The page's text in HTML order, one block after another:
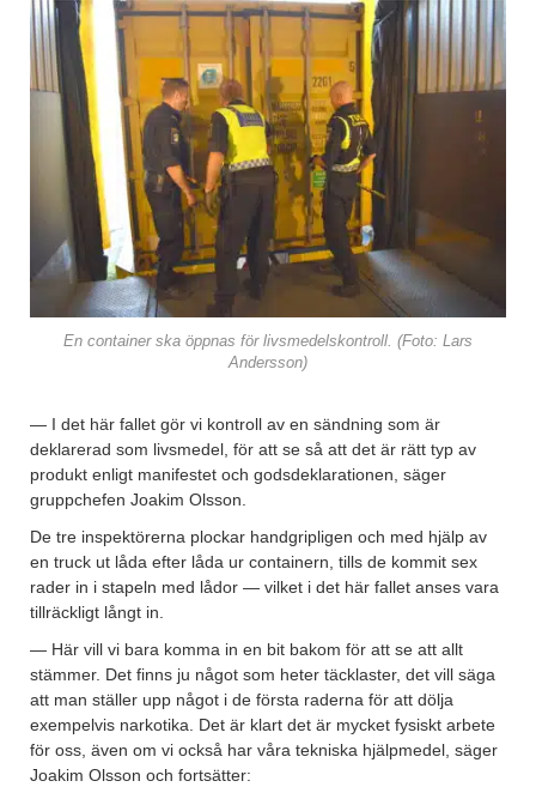
En container ska öppnas för livsmedelskontroll. (Foto: Lars
Andersson)
— I det här fallet gör vi kontroll av en sändning som är
deklarerad som livsmedel, för att se så att det är rätt typ av
produkt enligt manifestet och godsdeklarationen, säger
gruppchefen Joakim Olsson.
De tre inspektörerna plockar handgripligen och med hjälp av
en truck ut låda efter låda ur containern, tills de kommit sex
rader in i stapeln med lådor — vilket i det här fallet anses vara
tillräckligt långt in.
— Här vill vi bara komma in en bit bakom för att se att allt
stämmer. Det finns ju något som heter täcklaster, det vill säga
att man ställer upp något i de första raderna för att dölja
exempelvis narkotika. Det är klart det är mycket fysiskt arbete
för oss, även om vi också har våra tekniska hjälpmedel, säger
Joakim Olsson och fortsätter: